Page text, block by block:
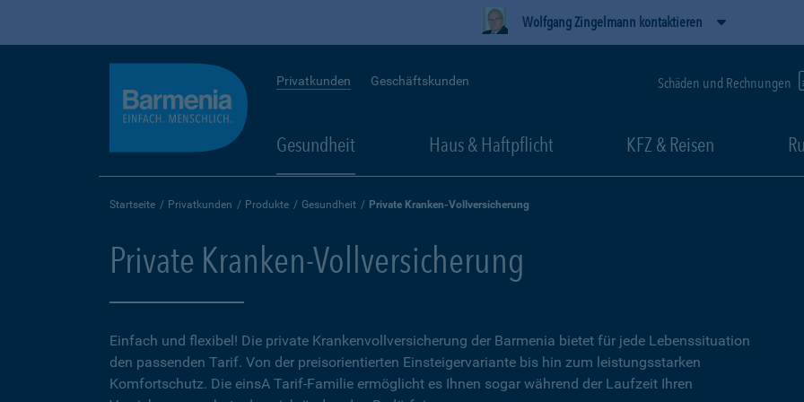
Wolfgang Zingelmann kontaktieren
Privatkunden Geschäftskunden Schäden und Rechnungen
Gesundheit Haus & Haftpflicht KFZ & Reisen
Startseite Privatkunden Produkte Gesundheit Private Kranken-Vollversicherung
Private Kranken-Vollversicherung
Einfach und flexibel! Die private Krankenvollversicherung der Barmenia bietet für jede Lebenssituation
den passenden Tarif. Von der preisorientierten Einsteigervariante bis hin zum leistungsstarken
Komfortschutz. Die einsA Tarif-Familie ermöglicht es Ihnen sogar während der Laufzeit Ihren